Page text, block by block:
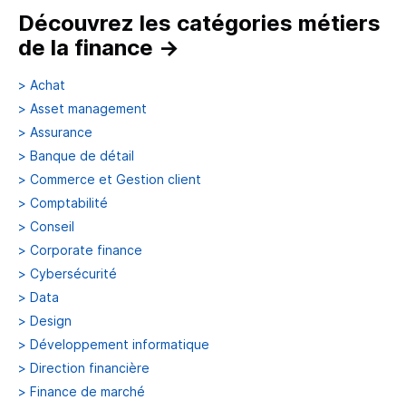
Découvrez les catégories métiers
de la finance →
> Achat
> Asset management
> Assurance
> Banque de détail
> Commerce et Gestion client
> Comptabilité
> Conseil
> Corporate finance
> Cybersécurité
> Data
> Design
> Développement informatique
> Direction financière
> Finance de marché